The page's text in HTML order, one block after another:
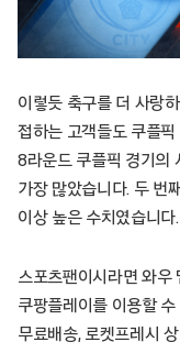
이렇듯 축구를 더 사랑
접하는 고객들도 쿠플
8라운드 쿠플픽 경기의
가장 많았습니다. 두 번
이상 높은 수치였습니다.
스포츠팬이시라면 와우
쿠팡플레이를 이용할
무료배송, 로켓프레시